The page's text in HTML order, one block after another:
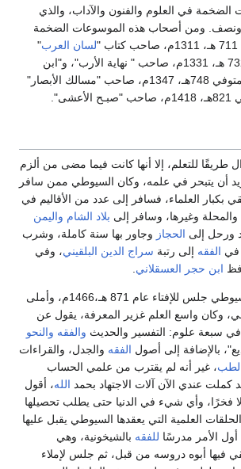
في العلوم والفنون والآداب، والذي
ومن أصحاب هذه الموسوعات الضخمة
لسان العرب"
و"النويري" المتوفي 732 هـ، 1331م، صاحب " نهاية الأرب"، و"ابن
فضل الله العمري" المتوفي 748هـ، 1347م، صاحب "مسالك الأبصار"
طريقًا للتعلم، إلا أنها كانت فيما مضى من ألزم
أن يتبحر في علمه، وكان السيوطي ممن سافر
بكبار العلماء، فسافر إلى عدد من الأقاليم في
والمحلة وغيرها، وسافر إلى بلاد الشام واليمن
ورحل إلى الحجاز وجاور بها سنة كاملة، وشرب
في الفقه إلى رتبة سراج الدين البلقيني، وفي
ابن حجر العسقلاني.
لما أكتملت أدوات السيوطي جلس للإفتاء عام 871 هـ،1466م، وأملى
وكان واسع العلم غزير المعرفة، يقول عن
سبعة علوم: التفسير والحديث والفقه والنحو
بالإضافة إلى أصول الفقه والجدل، والقراءات
، غير أنه لم يقترب من علمي الحساب
كملت عندي الآن آلات الاجتهاد بحمد الله، أقول
لا فخرًا، وأي شيء في الدنيا حتى يطلب تحصيلها
العلمية التي يعقدها السيوطي يقبل عليها
الأمر مدرسًا للفقه بالشيخونية، وهي
فيها أبوه دروسه من قبل، ثم جلس لإملاء